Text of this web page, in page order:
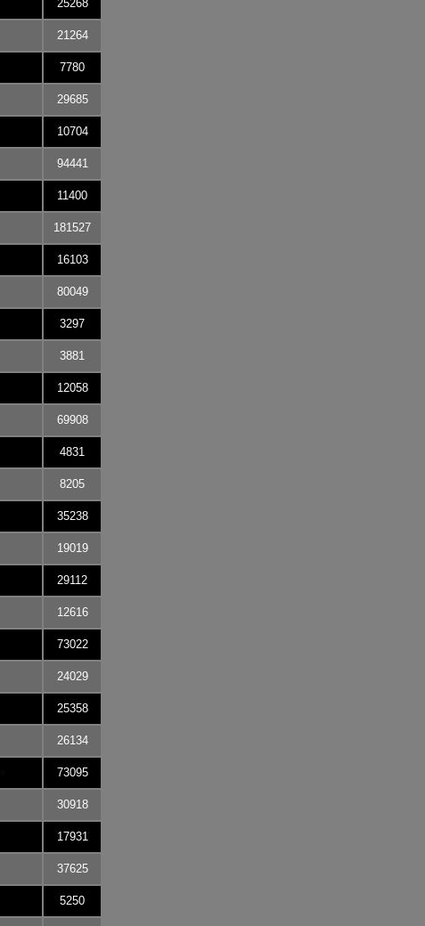
25268
21264
7780
29685
10704
94441
11400
181527
16103
80049
3297
3881
12058
69908
4831
8205
35238
19019
29112
12616
73022
24029
25358
26134
73095
30918
17931
37625
5250